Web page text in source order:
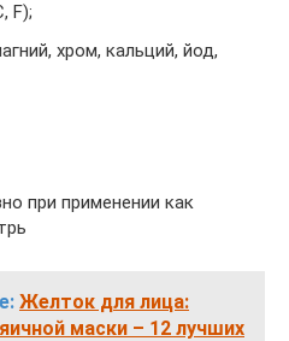
F);
хром, кальций, йод,
при применении как
Желток для лица:
маски – 12 лучших